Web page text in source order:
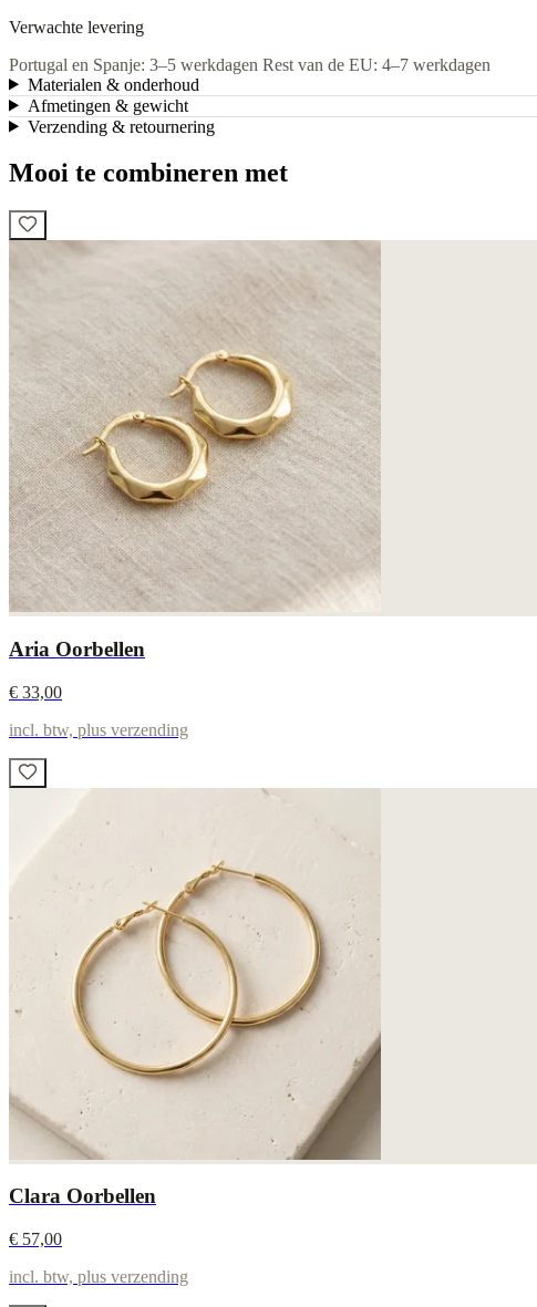
Verwachte levering
Portugal en Spanje: 3–5 werkdagen Rest van de EU: 4–7 werkdagen
Materialen & onderhoud
Afmetingen & gewicht
Verzending & retournering
Mooi te combineren met
Aria Oorbellen
€ 33,00
incl. btw, plus verzending
Clara Oorbellen
€ 57,00
incl. btw, plus verzending